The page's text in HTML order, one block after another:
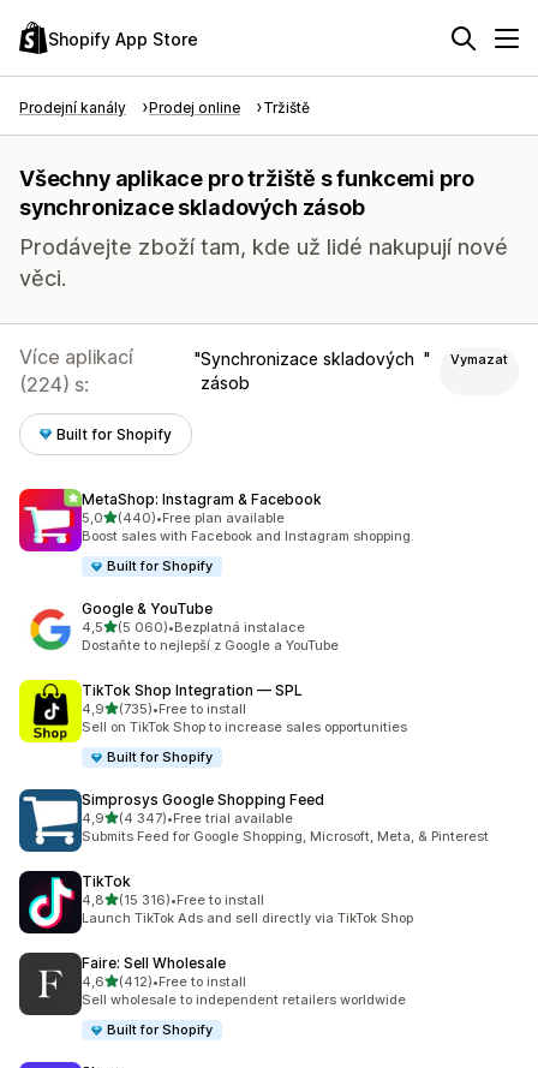
Shopify App Store
Prodejní kanály Prodej online Tržiště
Všechny aplikace pro tržiště s funkcemi pro
synchronizace skladových zásob
Prodávejte zboží tam, kde už lidé nakupují nové
věci.
Více aplikací
(224) s:
Synchronizace skladových
zásob
Vymazat
Built for Shopify
MetaShop: Instagram & Facebook
5,0z 5 hvězd
(440)
Celkový počet recenzí: 440
•Free plan available
Boost sales with Facebook and Instagram shopping.
Built for Shopify
Google & YouTube
4,5z 5 hvězd
(5 060)
Celkový počet recenzí: 5060
•Bezplatná instalace
Dostaňte to nejlepší z Google a YouTube
TikTok Shop Integration — SPL
4,9z 5 hvězd
(735)
Celkový počet recenzí: 735
•Free to install
Sell on TikTok Shop to increase sales opportunities
Built for Shopify
Simprosys Google Shopping Feed
4,9z 5 hvězd
(4 347)
Celkový počet recenzí: 4347
•Free trial available
Submits Feed for Google Shopping, Microsoft, Meta, & Pinterest
TikTok
4,8z 5 hvězd
(15 316)
Celkový počet recenzí: 15316
•Free to install
Launch TikTok Ads and sell directly via TikTok Shop
Faire: Sell Wholesale
4,6z 5 hvězd
(412)
Celkový počet recenzí: 412
•Free to install
Sell wholesale to independent retailers worldwide
Built for Shopify